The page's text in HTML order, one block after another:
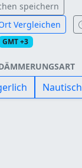
speichern
Vergleichen
GMT +3
Nautisch